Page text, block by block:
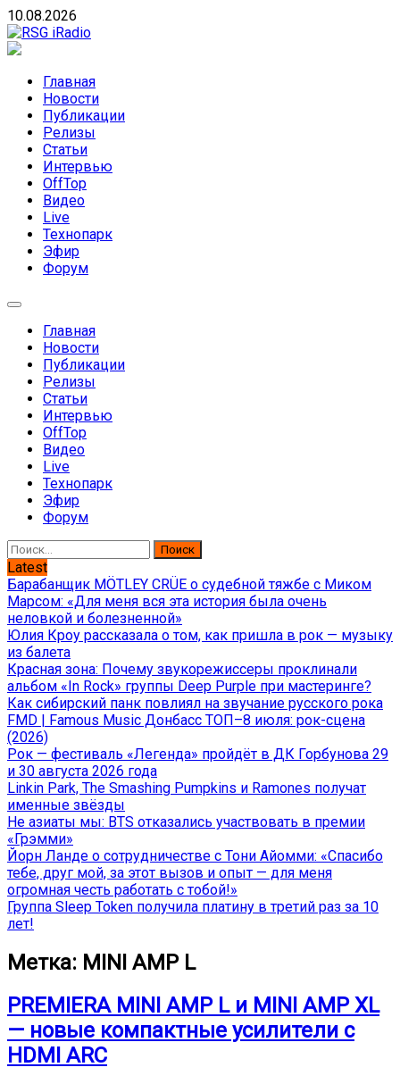
Skip
to
content
10.08.2026
направлений без возрастных ограничений
Главная
Новости
Публикации
Релизы
Статьи
Интервью
OffTop
Видео
Live
Технопарк
Эфир
Форум
Главная
Новости
Публикации
Релизы
Статьи
Интервью
OffTop
Видео
Live
Технопарк
Эфир
Форум
Найти:
Latest
Барабанщик MÖTLEY CRÜE о судебной тяжбе с Миком
Марсом: «Для меня вся эта история была очень
неловкой и болезненной»
Юлия Кроу рассказала о том, как пришла в рок — музыку
из балета
Красная зона: Почему звукорежиссеры проклинали
альбом «In Rock» группы Deep Purple при мастеринге?
Как сибирский панк повлиял на звучание русского рока
FMD | Famous Music Донбасс ТОП–8 июля: рок-сцена
(2026)
Рок — фестиваль «Легенда» пройдёт в ДК Горбунова 29
и 30 августа 2026 года
Linkin Park, The Smashing Pumpkins и Ramones получат
именные звёзды
Не азиаты мы: BTS отказались участвовать в премии
«Грэмми»
Йорн Ланде о сотрудничестве с Тони Айомми: «Спасибо
тебе, друг мой, за этот вызов и опыт — для меня
огромная честь работать с тобой!»
Группа Sleep Token получила платину в третий раз за 10
лет!
Метка: MINI AMP L
PREMIERA MINI AMP L и MINI AMP XL
— новые компактные усилители с
HDMI ARC